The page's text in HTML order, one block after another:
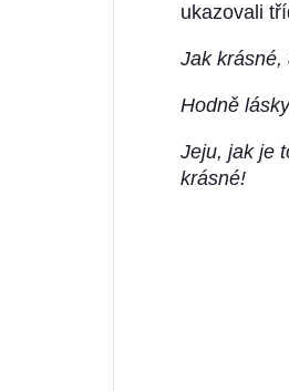
ukazovali
Jak krásné,
Hodně
Jeju, jak je
krásné!